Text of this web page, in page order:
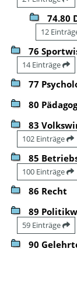
74.80
12
76
14 Einträge
77
80
83
102 Einträge
85
100 Einträge
86 Recht
89
59 Einträge
90